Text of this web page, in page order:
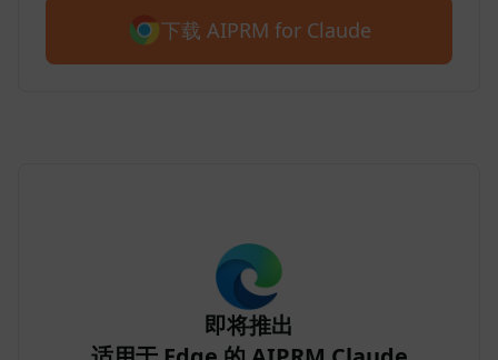
下载 AIPRM for Claude
即将推出